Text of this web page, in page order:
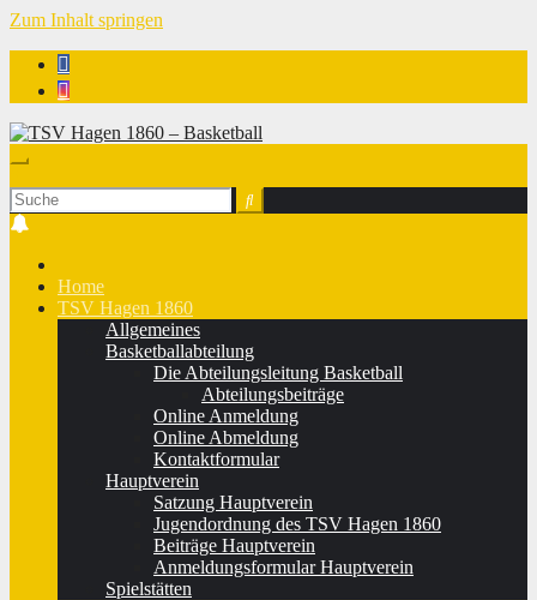
Zum Inhalt springen
Home
TSV Hagen 1860
Allgemeines
Basketballabteilung
Die Abteilungsleitung Basketball
Abteilungsbeiträge
Online Anmeldung
Online Abmeldung
Kontaktformular
Hauptverein
Satzung Hauptverein
Jugendordnung des TSV Hagen 1860
Beiträge Hauptverein
Anmeldungsformular Hauptverein
Spielstätten